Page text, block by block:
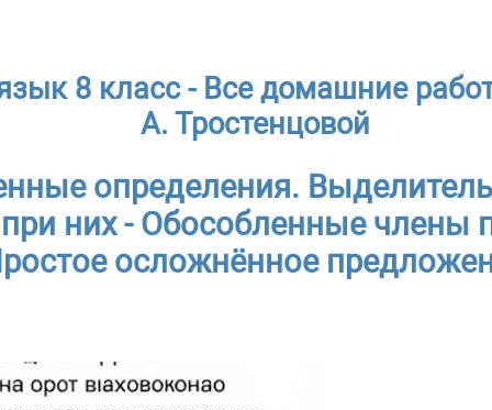
8 класс - Все домашние
А. Тростенцовой
определения.
них - Обособленные члены
осложнённое